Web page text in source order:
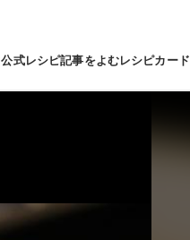
公式レシピ記事をよむレシピカード